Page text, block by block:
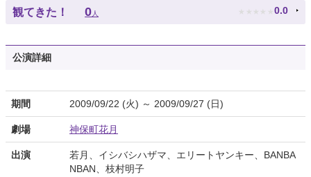
観てきた！ 0人 ★ ★ ★ ★ ★ 0.0
公演詳細
期間 2009/09/22 (火) ～ 2009/09/27 (日)
劇場 神保町花月
出演
若月、イシバシハザマ、エリートヤンキー、BANBA
NBAN、枝村明子